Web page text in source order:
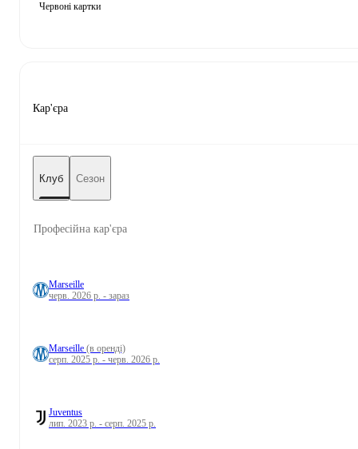
Червоні картки
Кар'єра
Клуб Сезон
Професійна кар'єра
Marseille
черв. 2026 р. - зараз
Marseille (в оренді)
серп. 2025 р. - черв. 2026 р.
Juventus
лип. 2023 р. - серп. 2025 р.